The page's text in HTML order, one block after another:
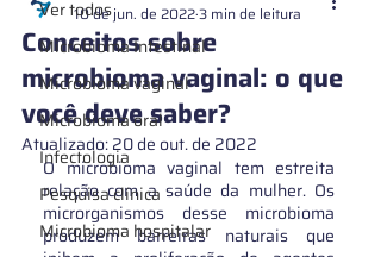
Ver todos
Microbioma Intestinal
Microbioma vaginal
Microbioma oral
Infectologia
Pesquisa clínica
Microbioma hospitalar
Conceitos sobre
microbioma vaginal: o que
você deve saber?
10 de jun. de 20223 min de leitura
Atualizado:20 de out. de 2022
O microbioma vaginal tem estreita
relação com a saúde da mulher. Os
microrganismos desse microbioma
produzem barreiras naturais que